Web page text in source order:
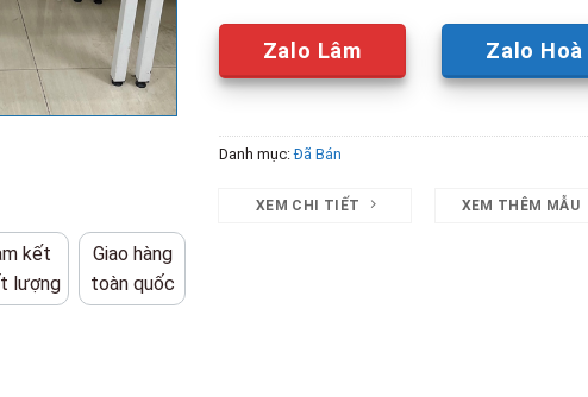
kết
lượng
Giao hàng
toàn quốc
Zalo Lâm Zalo Hoà
Danh mục:Đã Bán
XEM CHI TIẾT XEM THÊM MẪU